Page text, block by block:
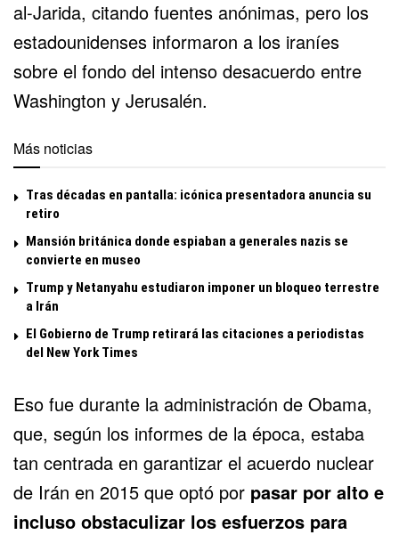
al-Jarida, citando fuentes anónimas, pero los
estadounidenses informaron a los iraníes
sobre el fondo del intenso desacuerdo entre
Washington y Jerusalén.
Más noticias
Tras décadas en pantalla: icónica presentadora anuncia su
retiro
Mansión británica donde espiaban a generales nazis se
convierte en museo
Trump y Netanyahu estudiaron imponer un bloqueo terrestre
a Irán
El Gobierno de Trump retirará las citaciones a periodistas
del New York Times
Eso fue durante la administración de Obama,
que, según los informes de la época, estaba
tan centrada en garantizar el acuerdo nuclear
de Irán en 2015 que optó por pasar por alto e
incluso obstaculizar los esfuerzos para